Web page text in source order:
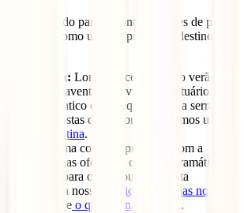
o mundo para encontrar lugares de paz.
se como um dos principais destinos de
Vicentina: Longe da confusão do verão, o
e o barlavento algarvio são santuários
do Atlântico e a tranquilidade da serra
ideal. Se gostas de explorar, sugerimos uma
Costa Vicentina.
Para uma conexão profunda com a
as nossas ilhas oferecem cenários dramáticos.
com vista para o Pico ou na floresta
te com a nossa
crónica de 10 dias no Pico
roteiro sobre o que ver na Madeira .